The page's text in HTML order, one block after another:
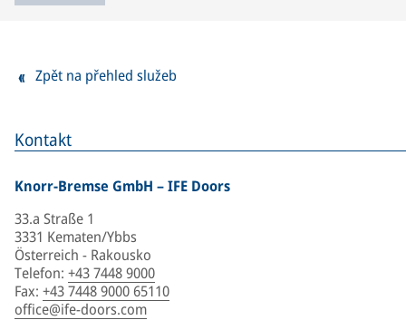
Kontakt
Knorr-Bremse GmbH – IFE Doors
33.a Straße 1
3331 Kematen/Ybbs
Österreich - Rakousko
Telefon: +43 7448 9000
Fax: +43 7448 9000 65110
office@ife-doors.com
Zpět na přehled služeb